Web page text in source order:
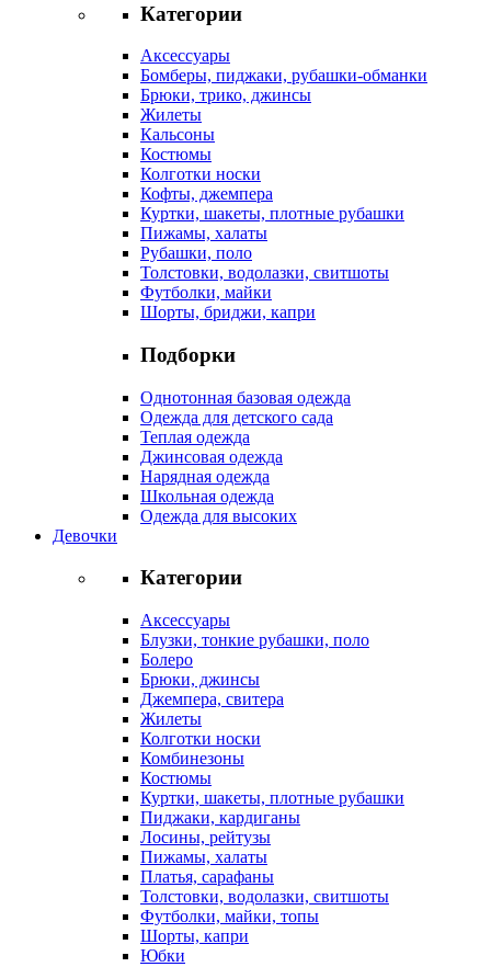
Категории
Аксессуары
Бомберы, пиджаки, рубашки-обманки
Брюки, трико, джинсы
Жилеты
Кальсоны
Костюмы
Колготки носки
Кофты, джемпера
Куртки, шакеты, плотные рубашки
Пижамы, халаты
Рубашки, поло
Толстовки, водолазки, свитшоты
Футболки, майки
Шорты, бриджи, капри
Подборки
Однотонная базовая одежда
Одежда для детского сада
Теплая одежда
Джинсовая одежда
Нарядная одежда
Школьная одежда
Одежда для высоких
Девочки
Категории
Аксессуары
Блузки, тонкие рубашки, поло
Болеро
Брюки, джинсы
Джемпера, свитера
Жилеты
Колготки носки
Комбинезоны
Костюмы
Куртки, шакеты, плотные рубашки
Пиджаки, кардиганы
Лосины, рейтузы
Пижамы, халаты
Платья, сарафаны
Толстовки, водолазки, свитшоты
Футболки, майки, топы
Шорты, капри
Юбки